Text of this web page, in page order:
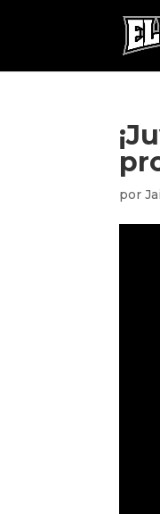
por